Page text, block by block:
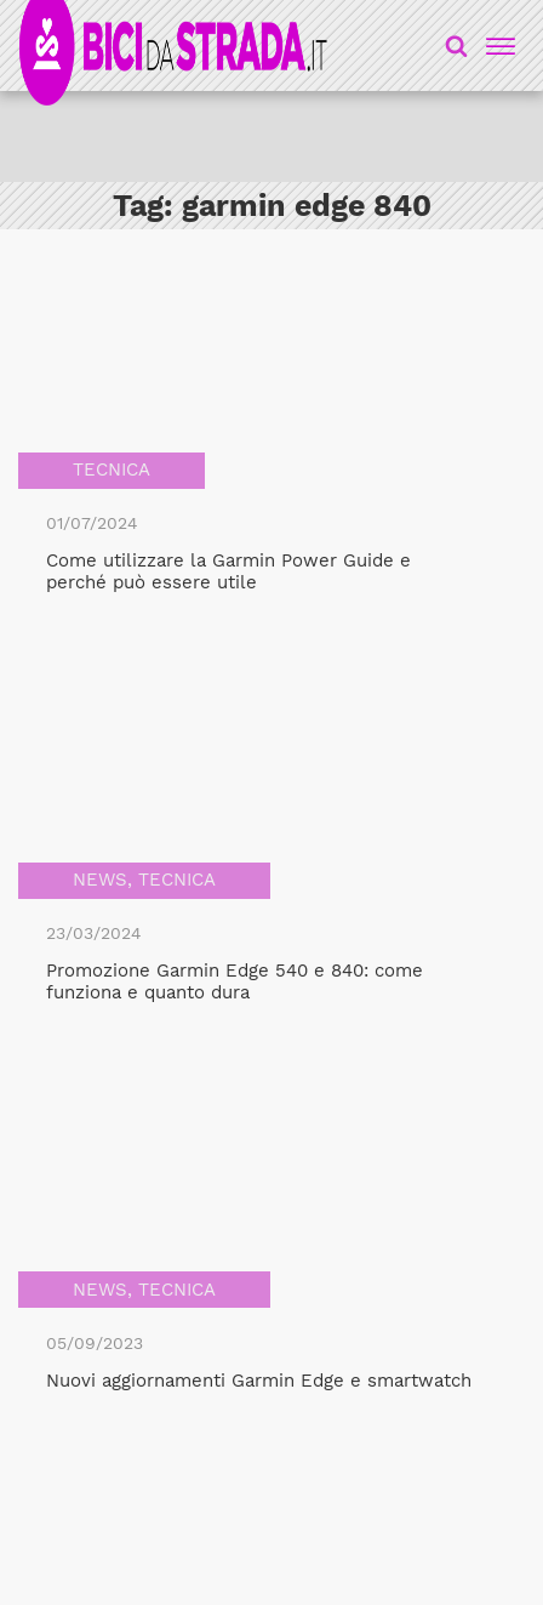
Tag:garmin edge 840
TECNICA
01/07/2024
Come utilizzare la Garmin Power Guide e
perché può essere utile
NEWS, TECNICA
23/03/2024
Promozione Garmin Edge 540 e 840: come
funziona e quanto dura
NEWS, TECNICA
05/09/2023
Nuovi aggiornamenti Garmin Edge e smartwatch